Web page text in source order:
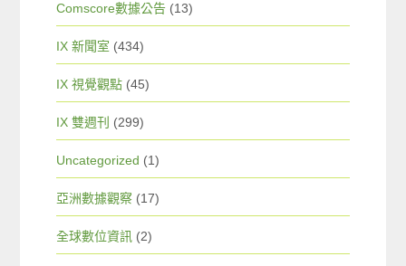
Comscore數據公告 (13)
IX 新聞室 (434)
IX 視覺觀點 (45)
IX 雙週刊 (299)
Uncategorized (1)
亞洲數據觀察 (17)
全球數位資訊 (2)